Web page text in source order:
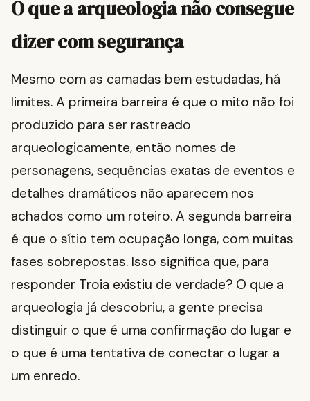
O que a arqueologia não consegue
dizer com segurança
Mesmo com as camadas bem estudadas, há
limites. A primeira barreira é que o mito não foi
produzido para ser rastreado
arqueologicamente, então nomes de
personagens, sequências exatas de eventos e
detalhes dramáticos não aparecem nos
achados como um roteiro. A segunda barreira
é que o sítio tem ocupação longa, com muitas
fases sobrepostas. Isso significa que, para
responder Troia existiu de verdade? O que a
arqueologia já descobriu, a gente precisa
distinguir o que é uma confirmação do lugar e
o que é uma tentativa de conectar o lugar a
um enredo.